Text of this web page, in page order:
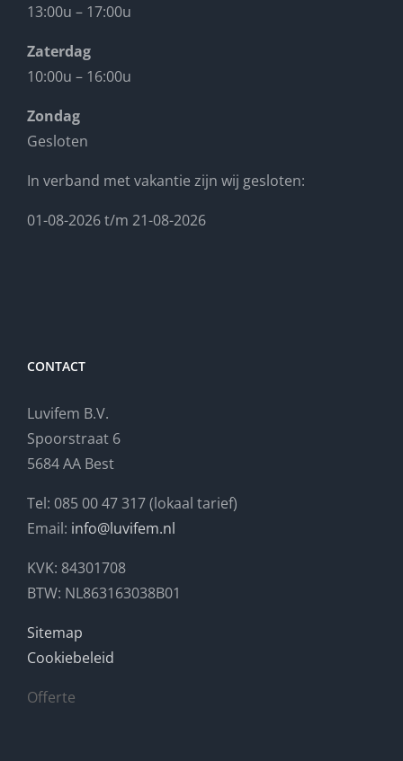
13:00u – 17:00u
Zaterdag
10:00u – 16:00u
Zondag
Gesloten
In verband met vakantie zijn wij gesloten:
01-08-2026 t/m 21-08-2026
CONTACT
Luvifem B.V.
Spoorstraat 6
5684 AA Best
Tel: 085 00 47 317 (lokaal tarief)
Email: info@luvifem.nl
KVK: 84301708
BTW: NL863163038B01
Sitemap
Cookiebeleid
Offerte